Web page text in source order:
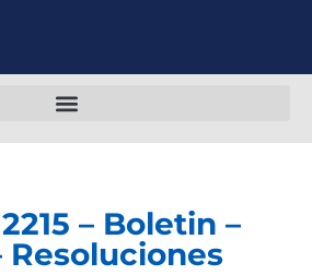
– Boletin –
Resoluciones